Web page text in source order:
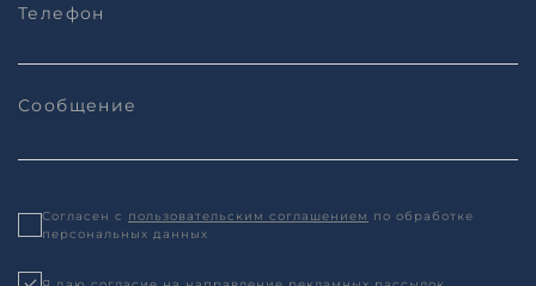
Согласен с пользовательским соглашением по обработке
персональных данных